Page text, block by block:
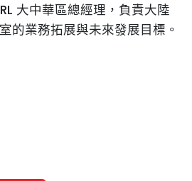
大中華區總經理，負責大陸
的業務拓展與未來發展目標。